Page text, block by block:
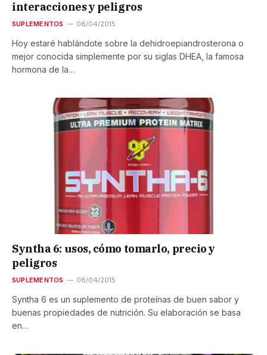
interacciones y peligros
SUPLEMENTOS 08/04/2015
Hoy estaré hablándote sobre la dehidroepiandrosterona o
mejor conocida simplemente por su siglas DHEA, la famosa
hormona de la…
Syntha 6: usos, cómo tomarlo, precio y
peligros
SUPLEMENTOS 08/04/2015
Syntha 6 es un suplemento de proteínas de buen sabor y
buenas propiedades de nutrición. Su elaboración se basa
en…